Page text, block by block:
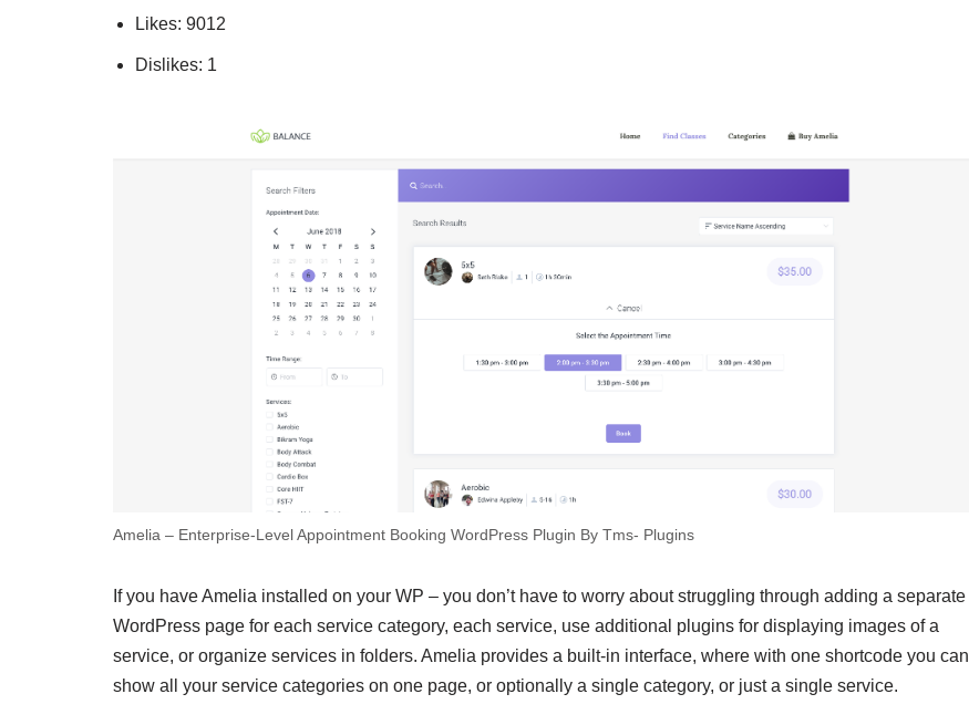
Likes: 9012
Dislikes: 1
Amelia – Enterprise-Level Appointment Booking WordPress Plugin By Tms- Plugins
If you have Amelia installed on your WP – you don’t have to worry about struggling through adding a separate
WordPress page for each service category, each service, use additional plugins for displaying images of a
service, or organize services in folders. Amelia provides a built-in interface, where with one shortcode you can
show all your service categories on one page, or optionally a single category, or just a single service.